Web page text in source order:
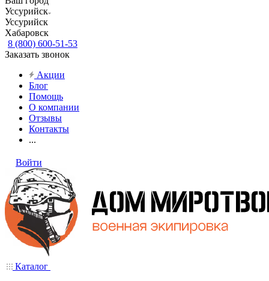
Уссурийск
Уссурийск
Хабаровск
8 (800) 600-51-53
Заказать звонок
Акции
Блог
Помощь
О компании
Отзывы
Контакты
...
Войти
Каталог